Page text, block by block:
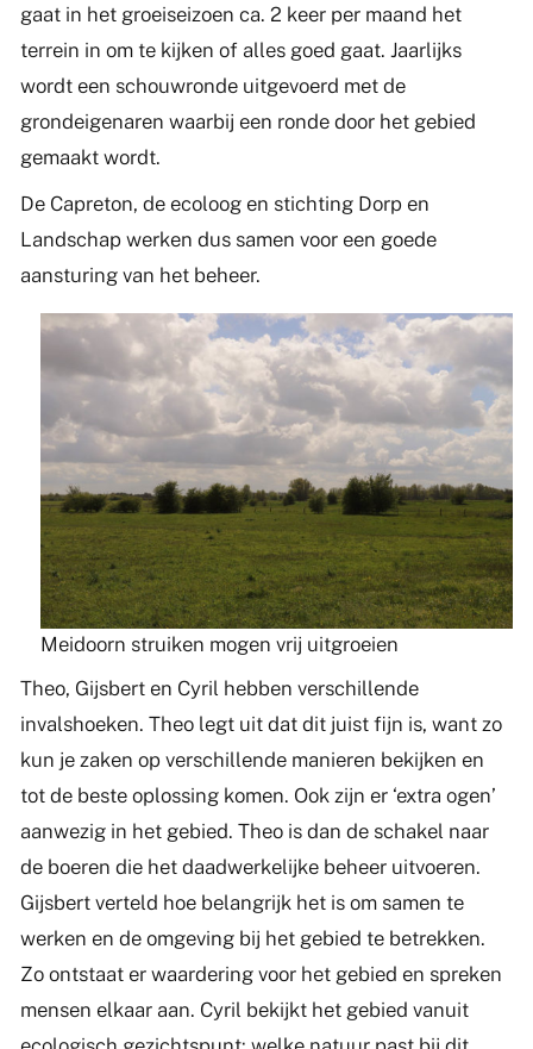
gaat in het groeiseizoen ca. 2 keer per maand het
terrein in om te kijken of alles goed gaat. Jaarlijks
wordt een schouwronde uitgevoerd met de
grondeigenaren waarbij een ronde door het gebied
gemaakt wordt.
De Capreton, de ecoloog en stichting Dorp en
Landschap werken dus samen voor een goede
aansturing van het beheer.
Meidoorn struiken mogen vrij uitgroeien
Theo, Gijsbert en Cyril hebben verschillende
invalshoeken. Theo legt uit dat dit juist fijn is, want zo
kun je zaken op verschillende manieren bekijken en
tot de beste oplossing komen. Ook zijn er ‘extra ogen’
aanwezig in het gebied. Theo is dan de schakel naar
de boeren die het daadwerkelijke beheer uitvoeren.
Gijsbert verteld hoe belangrijk het is om samen te
werken en de omgeving bij het gebied te betrekken.
Zo ontstaat er waardering voor het gebied en spreken
mensen elkaar aan. Cyril bekijkt het gebied vanuit